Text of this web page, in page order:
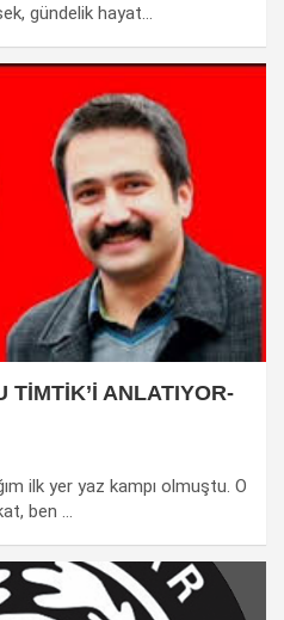
gündelik hayat…
TİMTİK’İ ANLATIYOR-
ilk yer yaz kampı olmuştu. O
ben …